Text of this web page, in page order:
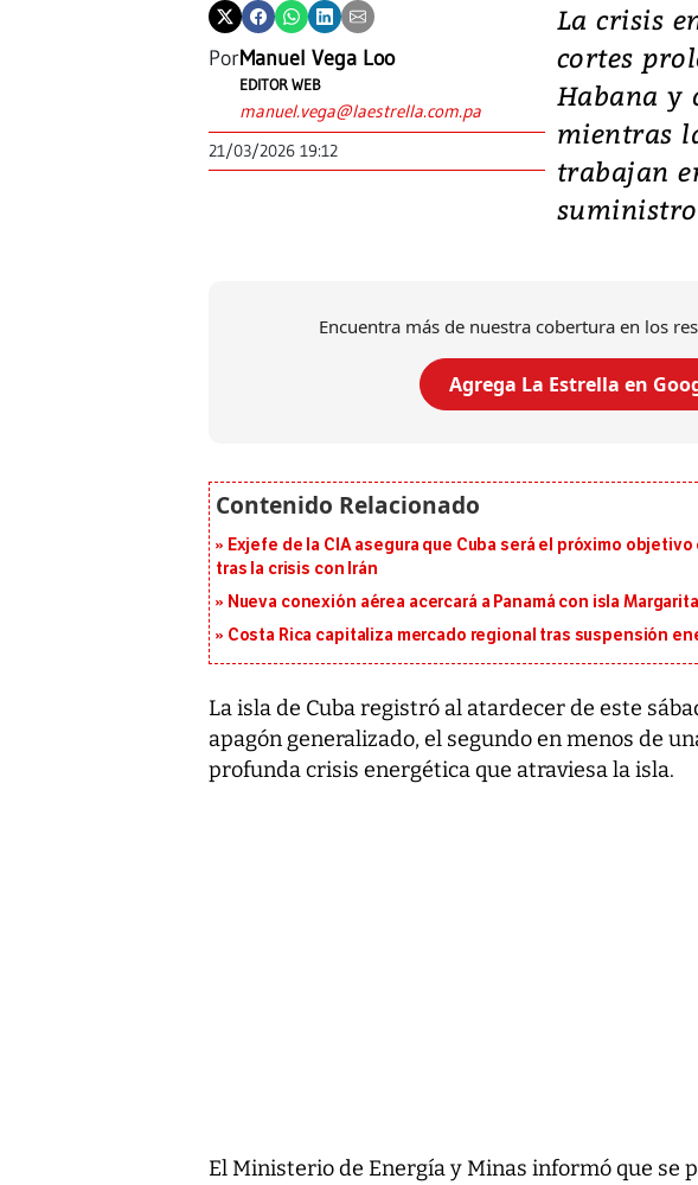
PorManuel Vega Loo
EDITOR WEB
manuel.vega@laestrella.com.pa
21/03/2026 19:12
La crisis
cortes
Habana y
mientras
trabajan
Encuentra más de nuestra cobertura en los
Agrega La Estrella en
Exjefe de la CIA asegura que Cuba será el próximo
tras la crisis con Irán
Nueva conexión aérea acercará a Panamá con isla
Costa Rica capitaliza mercado regional tras suspensión
La isla de Cuba registró al atardecer de este
apagón generalizado, el segundo en menos de
profunda crisis energética que atraviesa la isla.
El Ministerio de Energía y Minas informó que se